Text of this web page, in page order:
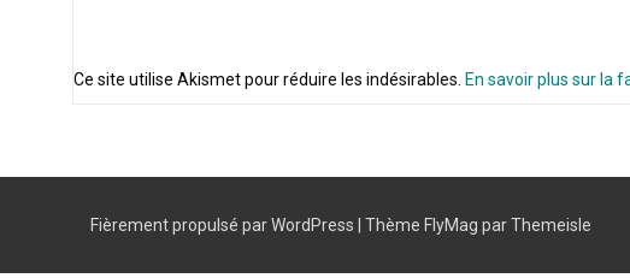
Ce site utilise Akismet pour réduire les indésirables. En savoir plus sur la
Fièrement propulsé par WordPress Thème FlyMag par Themeisle